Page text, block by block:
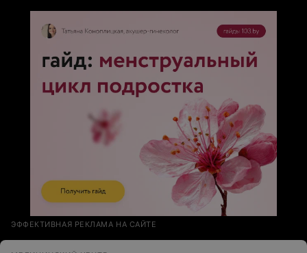
ЭФФЕКТИВНАЯ РЕКЛАМА НА САЙТЕ